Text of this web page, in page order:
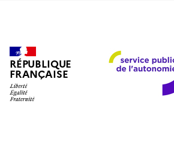
RÉPUBLIQUE
FRANÇAISE